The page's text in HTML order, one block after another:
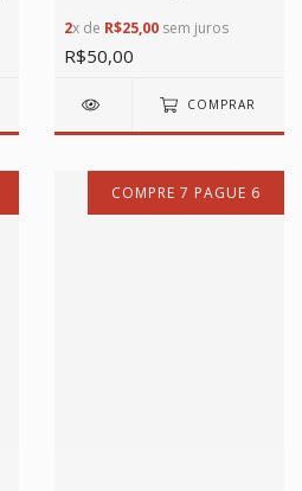
2x de R$25,00 sem juros
R$50,00
COMPRAR
COMPRE 7 PAGUE 6